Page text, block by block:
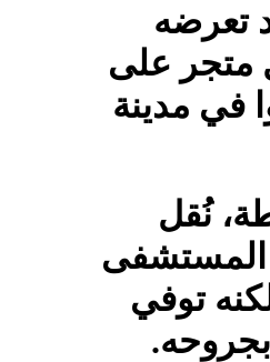
تعرضه
متجر على
في مدينة
نُقل
المستشفى
توفي
بجروحه.